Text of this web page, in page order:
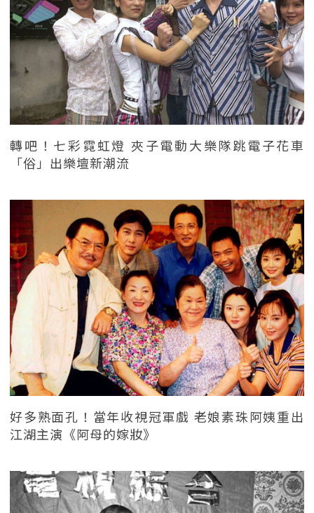
轉吧！七彩霓虹燈 夾子電動大樂隊跳電子花車
「俗」出樂壇新潮流
好多熟面孔！當年收視冠軍戲 老娘素珠阿姨重出
江湖主演《阿母的嫁妝》